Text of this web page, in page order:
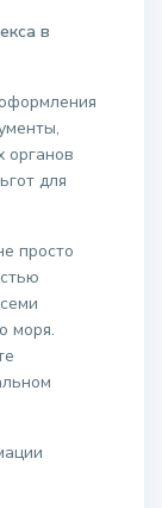
в
органов
для
просто
моря.